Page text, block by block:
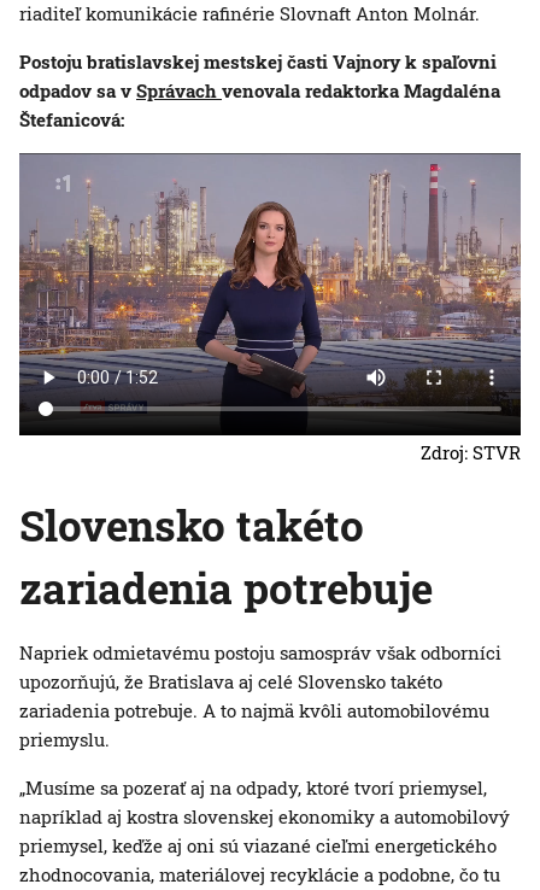
riaditeľ komunikácie rafinérie Slovnaft Anton Molnár.
Postoju bratislavskej mestskej časti Vajnory k spaľovni
odpadov sa v Správach venovala redaktorka Magdaléna
Štefanicová:
Zdroj: STVR
Slovensko takéto
zariadenia potrebuje
Napriek odmietavému postoju samospráv však odborníci
upozorňujú, že Bratislava aj celé Slovensko takéto
zariadenia potrebuje. A to najmä kvôli automobilovému
priemyslu.
„Musíme sa pozerať aj na odpady, ktoré tvorí priemysel,
napríklad aj kostra slovenskej ekonomiky a automobilový
priemysel, keďže aj oni sú viazané cieľmi energetického
zhodnocovania, materiálovej recyklácie a podobne, čo tu